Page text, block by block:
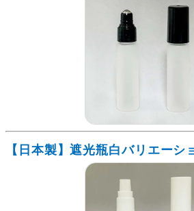
【日本製】遮光瓶白バリエーシ